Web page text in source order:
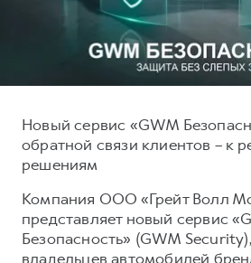
F7
от 2 899 000 ₽
F7X
от 3
Тест-драйв
Трейд-ин
Кредитный калькулятор
Страхование
Кредит
КОРПОРАТИВНЫМ
СЕРВИСНОЕ
Нулевое ТО
Программа «Помощь на
Регламенты технического
Электронный ПТС
ПОДДЕРЖКА
GWM Безопасность
Наша команда
Контакты
Новый сервис «GWM
обратной связи клиентов – к
решениям
Компания ООО «Грейт Волл
представляет новый сервис
Безопасность» (GWM
владельцев автомобилей